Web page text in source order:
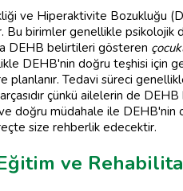
ve Hiperaktivite Bozukluğu
Bu birimler genellikle psikolojik
DEHB belirtileri gösteren
DEHB'nin doğru teşhisi için
planlanır. Tedavi süreci
çünkü ailelerin de
doğru müdahale ile
size rehberlik edecektir.
ve